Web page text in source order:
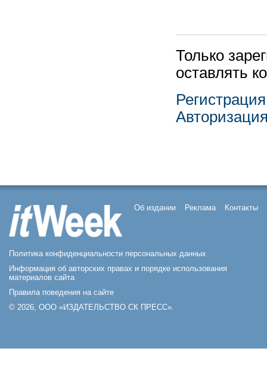
Только
оставлять
Регистрация
Об издании Реклама Контакты
Политика конфиденциальности персональных данных
Информация об авторских правах и порядке использования
материалов сайта
Правила поведения на сайте
© 2026, ООО «ИЗДАТЕЛЬСТВО СК ПРЕСС».